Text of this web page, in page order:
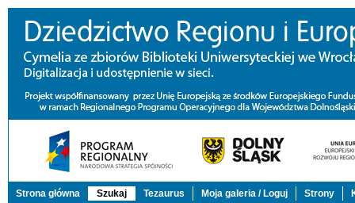
Strona główna Szukaj Tezaurus Moja galeria / Loguj Strony